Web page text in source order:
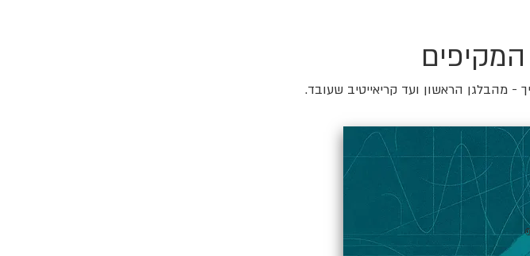
- מהבלגן הראשון ועד קריאייטיב שעובד.